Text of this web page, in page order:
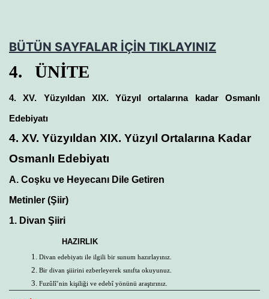
BÜTÜN SAYFALAR İÇİN TIKLAYINIZ
4. ÜNİTE
4. XV. Yüzyıldan XIX. Yüzyıl ortalarına kadar Osmanlı
Edebiyatı
4. XV. Yüzyıldan XIX. Yüzyıl Ortalarına Kadar
Osmanlı Edebiyatı
A. Coşku ve Heyecanı Dile Getiren
Metinler (Şiir)
1. Divan Şiiri
HAZIRLIK
Divan edebiyatı ile ilgili bir sunum hazırlayınız.
Bir divan şiiirini ezberleyerek sınıfta okuyunuz.
Fuzûlî’nin kişiliği ve edebî yönünü araştırınız.